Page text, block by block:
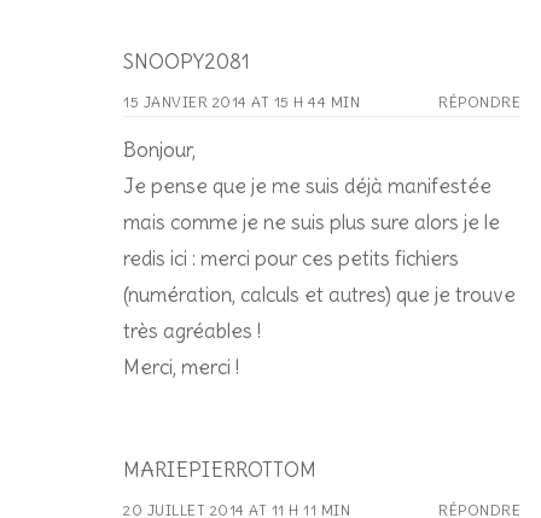
SNOOPY2081
15 JANVIER 2014 AT 15 H 44 MIN RÉPONDRE
Bonjour,
Je pense que je me suis déjà manifestée
mais comme je ne suis plus sure alors je le
redis ici : merci pour ces petits fichiers
(numération, calculs et autres) que je trouve
très agréables !
Merci, merci !
MARIEPIERROTTOM
20 JUILLET 2014 AT 11 H 11 MIN RÉPONDRE